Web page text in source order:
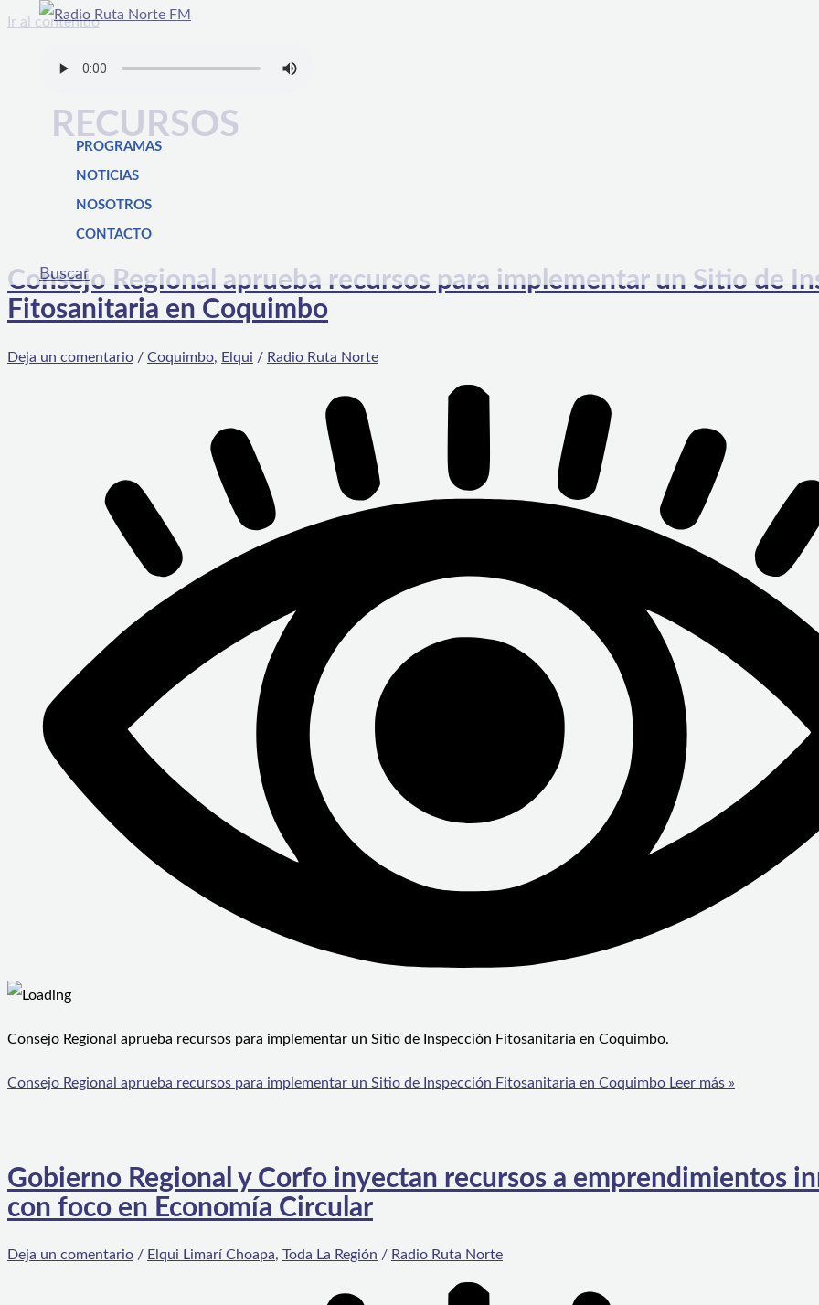
Ir al contenido
PROGRAMAS
NOTICIAS
NOSOTROS
CONTACTO
Buscar
RECURSOS
Consejo Regional aprueba recursos para implementar un Sitio de
Fitosanitaria en Coquimbo
Deja un comentario / Coquimbo, Elqui / Radio Ruta Norte
Consejo Regional aprueba recursos para implementar un Sitio de Inspección Fitosanitaria en Coquimbo.
Consejo Regional aprueba recursos para implementar un Sitio de Inspección Fitosanitaria en Coquimbo Leer más »
Gobierno Regional y Corfo inyectan recursos a emprendimientos
con foco en Economía Circular
Deja un comentario / Elqui Limarí Choapa, Toda La Región / Radio Ruta Norte